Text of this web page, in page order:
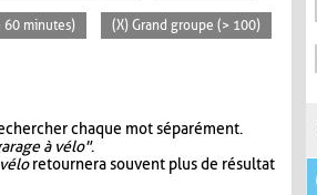
60 minutes) (X) Grand groupe (> 100)
chaque mot séparément.
à vélo".
retournera souvent plus de résultat